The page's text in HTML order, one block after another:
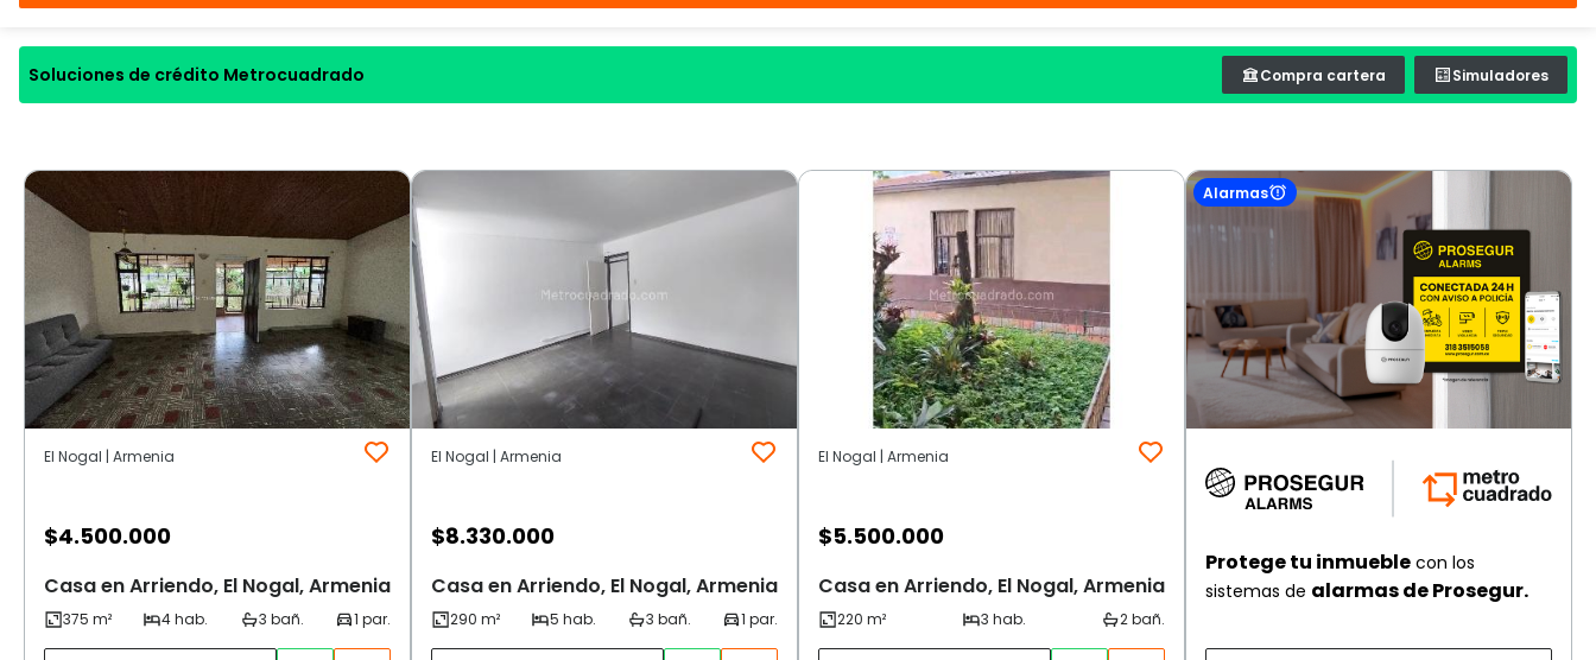
Soluciones de crédito Metrocuadrado Compra cartera Simuladores
El Nogal | Armenia
$4.500.000
Casa en Arriendo, El Nogal, Armenia
El Nogal | Armenia
$8.330.000
Casa en Arriendo, El Nogal, Armenia
El Nogal | Armenia
$5.500.000
Casa en Arriendo, El Nogal, Armenia
Alarmas
Protege tu inmueble con los
sistemas de alarmas de Prosegur.